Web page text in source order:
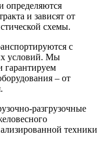
определяются
и зависят от
схемы.
с
условий. Мы
гарантируем
– от
разгрузочные
техники